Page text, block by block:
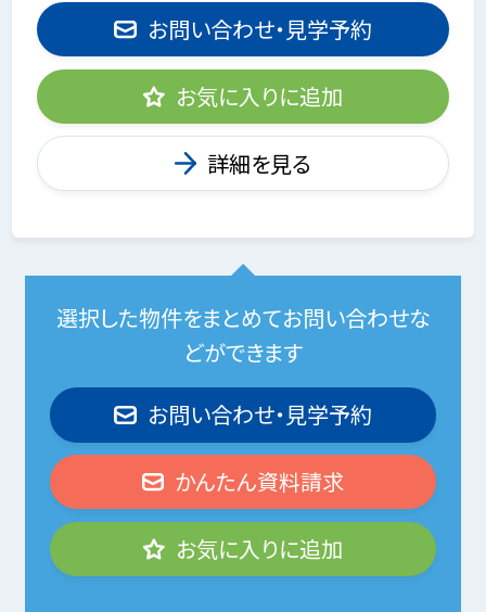
お問い合わせ・見学予約
お気に入りに追加
詳細を見る
選択した物件をまとめてお問い合わせな
どができます
お問い合わせ・見学予約
かんたん資料請求
お気に入りに追加